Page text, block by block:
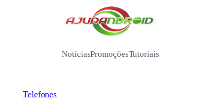
/
NotíciasPromoçõesTutoriais
Telefones